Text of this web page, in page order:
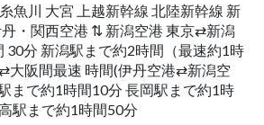
魚川 大宮 上越新幹線 北陸新幹線 新
丹・関西空港 ⇅ 新潟空港 東京⇄新潟
30分 新潟駅まで約2時間（最速約1時
大阪間最速 時間(伊丹空港⇄新潟空
まで約1時間10分 長岡駅まで約1時
駅まで約1時間50分